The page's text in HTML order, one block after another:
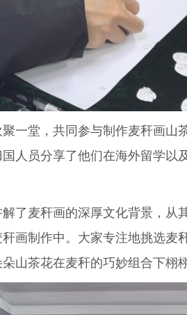
堂，共同参与制作麦秆画山
人员分享了他们在海外留学
麦秆画的深厚文化背景，从
画制作中。大家专注地挑选
山茶花在麦秆的巧妙组合下栩